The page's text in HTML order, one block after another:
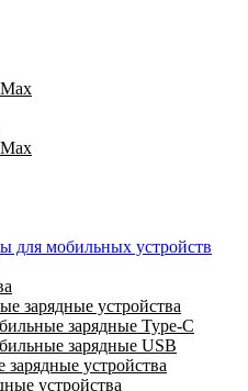
для мобильных устройств
зарядные устройства
зарядные Type-C
зарядные USB
устройства
устройства